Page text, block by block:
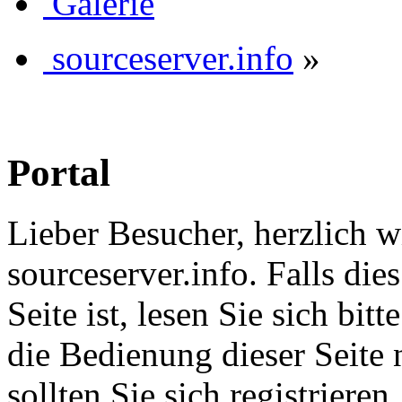
sourceserver.info »
Portal
Lieber Besucher, herzlich
sourceserver.info. Falls
Seite ist, lesen Sie sich
die Bedienung dieser Seite
sollten Sie sich